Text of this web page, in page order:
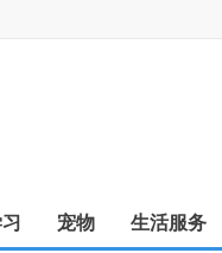
宠物 生活服务